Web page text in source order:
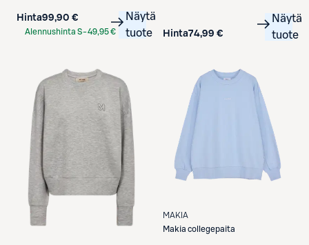
Hinta99,90 €
Alennushinta S-49,95 €
Näytä
tuote
Hinta74,99 €
Näytä
tuote
MAKIA
Makia collegepaita